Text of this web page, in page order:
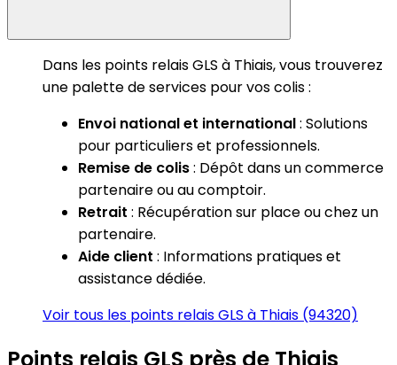
Dans les points relais GLS à Thiais, vous trouverez
une palette de services pour vos colis :
Envoi national et international: Solutions
pour particuliers et professionnels.
Remise de colis: Dépôt dans un commerce
partenaire ou au comptoir.
Retrait : Récupération sur place ou chez un
partenaire.
Aide client : Informations pratiques et
assistance dédiée.
Voir tous les points relais GLS à Thiais (94320)